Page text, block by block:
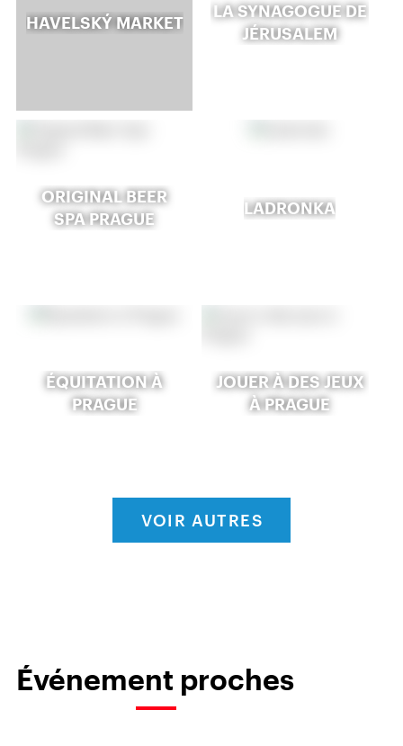
HAVELSKÝ MARKET
LA SYNAGOGUE DE
JÉRUSALEM
ORIGINAL BEER
SPA PRAGUE
LADRONKA
ÉQUITATION À
PRAGUE
JOUER À DES JEUX
À PRAGUE
VOIR AUTRES
Événement proches